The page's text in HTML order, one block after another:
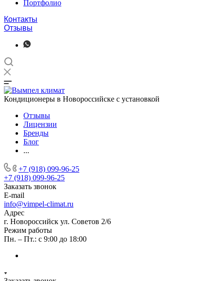
Портфолио
Контакты
Отзывы
Кондиционеры в Новороссийске с установкой
Отзывы
Лицензии
Бренды
Блог
...
+7 (918) 099-96-25
+7 (918) 099-96-25
Заказать звонок
E-mail
info@vimpel-climat.ru
Адрес
г. Новороссийск ул. Советов 2/6
Режим работы
Пн. – Пт.: с 9:00 до 18:00